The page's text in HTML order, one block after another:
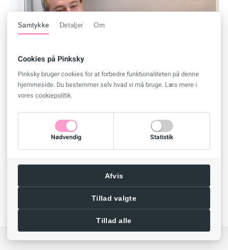
Samtykke Detaljer Om
Cookies på Pinksky
Pinksky bruger cookies for at forbedre funktionaliteten på denne
hjemmeside. Du bestemmer selv hvad vi må bruge. Læs mere i
vores cookiepolitik.
Nødvendig Statistik
Afvis
Tillad valgte
Tillad alle